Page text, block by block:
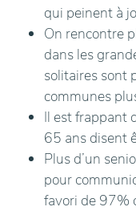
qui peinent à
On rencontre
dans les
solitaires sont
communes
Il est frappant
65 ans disent
Plus d’un
pour
favori de 97%